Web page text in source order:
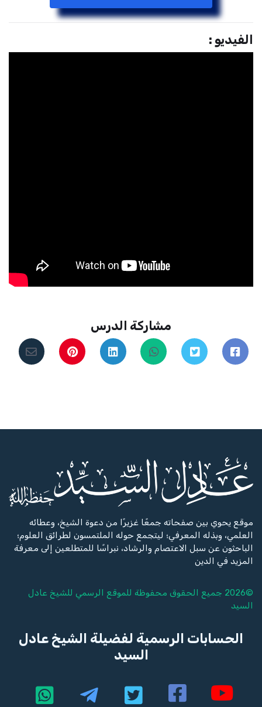
الفيديو :
مشاركة الدرس
موقع يحوي بين صفحاته جمعًا غزيرًا من دعوة الشيخ، وعطائه
العلمي، وبذله المعرفي؛ ليتجمع حوله الملتمسون لطرائق العلوم؛
الباحثون عن سبل الاعتصام والرشاد، نبراسًا للمتطلعين إلى معرفة
المزيد في الدين
©2026 جميع الحقوق محفوظة للموقع الرسمي للشيخ
عادل
السيد
الحسابات الرسمية لفضيلة الشيخ عادل
السيد